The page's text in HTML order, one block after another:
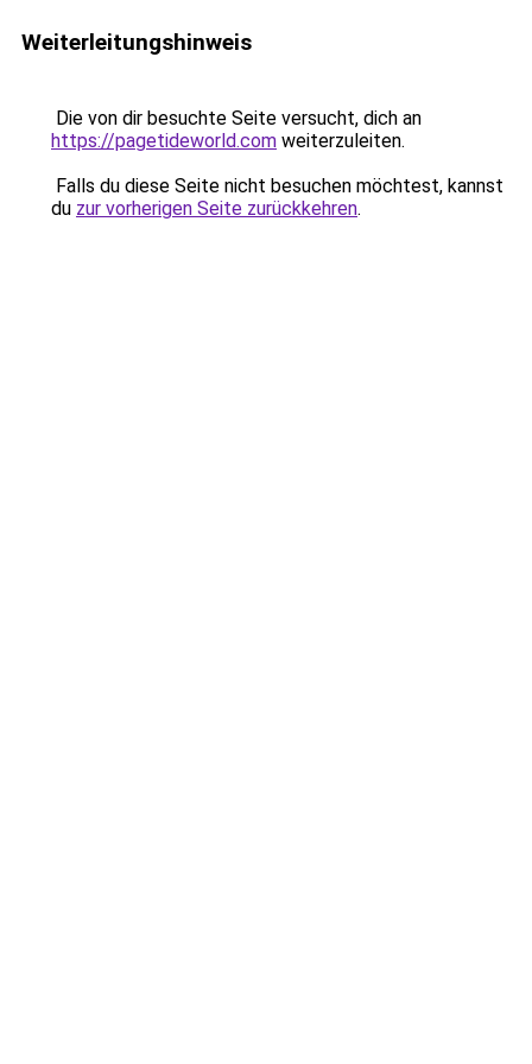
Weiterleitungshinweis
Die von dir besuchte Seite versucht, dich an
https://pagetideworld.com weiterzuleiten.
Falls du diese Seite nicht besuchen möchtest, kannst
du zur vorherigen Seite zurückkehren.